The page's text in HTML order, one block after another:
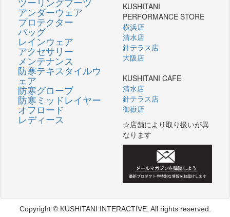
アンダーウェア
プロテクター
バッグ
レインウェア
アクセサリー
メンテナンス
防寒テキスタイルウ
ェア
防寒グローブ
防寒ミッドレイヤー
オフロード
レディース
KUSHITANI
PERFORMANCE STORE
横浜店
清水店
針テラス店
大阪店
KUSHITANI CAFE
清水店
針テラス店
御嶽店
☆店舗により取り扱いが異
なります
Copyright © KUSHITANI INTERACTIVE. All rights reserved.